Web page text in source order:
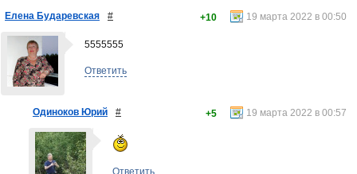
Елена Бударевская # 19 марта 2022 в 00:50
+10
5555555
Ответить
Одиноков Юрий # 19 марта 2022 в 00:57
+5
Ответить